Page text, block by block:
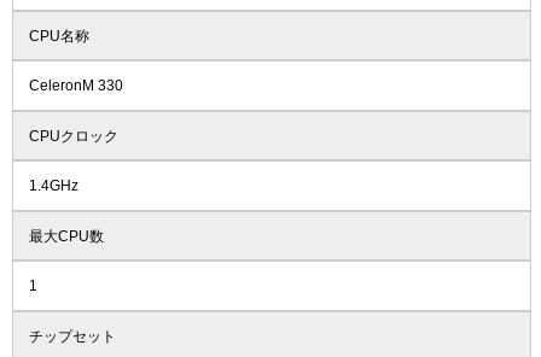
CPU名称
CeleronM 330
CPUクロック
1.4GHz
最大CPU数
1
チップセット